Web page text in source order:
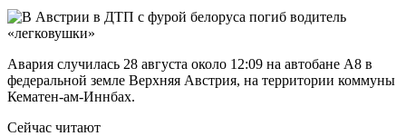
Авария случилась 28 августа около 12:09 на автобане А8 в
федеральной земле Верхняя Австрия, на территории коммуны
Кематен-ам-Иннбах.
Сейчас читают